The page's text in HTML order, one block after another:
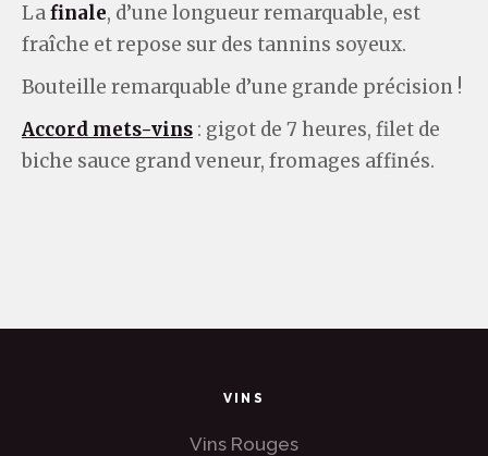
Lafinale, d’une longueur remarquable, est
fraîche et repose sur des tannins soyeux.
Bouteille remarquable d’une grande précision !
Accord mets-vins : gigot de 7 heures, filet de
biche sauce grand veneur, fromages affinés.
VINS
Vins Rouges